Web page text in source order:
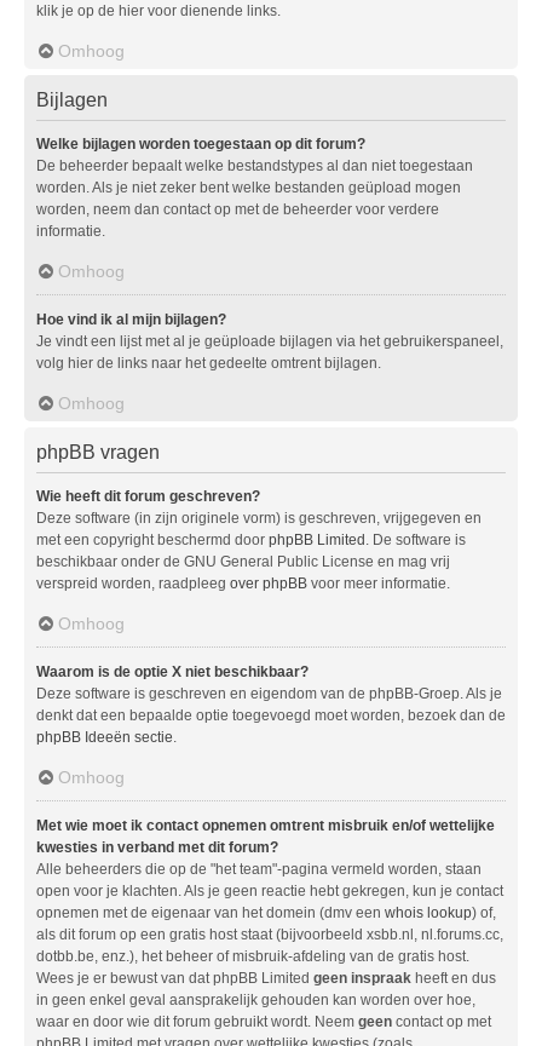
klik je op de hier voor dienende links.
Omhoog
Bijlagen
Welke bijlagen worden toegestaan op dit forum?
De beheerder bepaalt welke bestandstypes al dan niet toegestaan
worden. Als je niet zeker bent welke bestanden geüpload mogen
worden, neem dan contact op met de beheerder voor verdere
informatie.
Omhoog
Hoe vind ik al mijn bijlagen?
Je vindt een lijst met al je geüploade bijlagen via het gebruikerspaneel,
volg hier de links naar het gedeelte omtrent bijlagen.
Omhoog
phpBB vragen
Wie heeft dit forum geschreven?
Deze software (in zijn originele vorm) is geschreven, vrijgegeven en
met een copyright beschermd door phpBB Limited . De software is
beschikbaar onder de GNU General Public License en mag vrij
verspreid worden, raadpleeg over phpBB voor meer informatie.
Omhoog
Waarom is de optie X niet beschikbaar?
Deze software is geschreven en eigendom van de phpBB-Groep. Als je
denkt dat een bepaalde optie toegevoegd moet worden, bezoek dan de
phpBB Ideeën sectie.
Omhoog
Met wie moet ik contact opnemen omtrent misbruik en/of wettelijke
kwesties in verband met dit forum?
Alle beheerders die op de "het team"-pagina vermeld worden, staan
open voor je klachten. Als je geen reactie hebt gekregen, kun je contact
opnemen met de eigenaar van het domein (dmv een whois lookup) of,
als dit forum op een gratis host staat (bijvoorbeeld xsbb.nl, nl.forums.cc,
dotbb.be, enz.), het beheer of misbruik-afdeling van de gratis host.
Wees je er bewust van dat phpBB Limited geen inspraak heeft en dus
in geen enkel geval aansprakelijk gehouden kan worden over hoe,
waar en door wie dit forum gebruikt wordt. Neem geen contact op met